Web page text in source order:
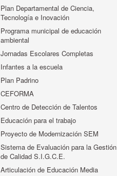
Plan Departamental de Ciencia,
Tecnología e Inovación
Programa municipal de educación
ambiental
Jornadas Escolares Completas
Infantes a la escuela
Plan Padrino
CEFORMA
Centro de Detección de Talentos
Educación para el trabajo
Proyecto de Modernización SEM
Sistema de Evaluación para la Gestión
de Calidad S.I.G.C.E.
Articulación de Educación Media